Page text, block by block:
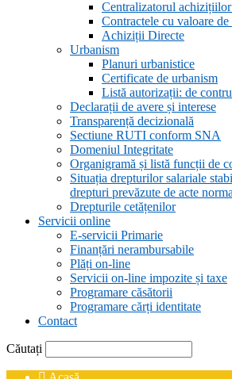
Centralizatorul
Contractele cu valoare de
Achiziții Directe
Urbanism
Planuri urbanistice
Certificate de urbanism
Listă autorizații: de
Declarații de avere și interese
Transparență decizională
Sectiune RUTI conform SNA
Domeniul Integritate
Organigramă și listă funcții de
Situația drepturilor salariale
drepturi prevăzute de acte
Drepturile cetățenilor
Servicii online
E-servicii Primarie
Finanțări nerambursabile
Plăți on-line
Servicii on-line impozite și taxe
Programare căsătorii
Programare cărți identitate
Contact
Căutați